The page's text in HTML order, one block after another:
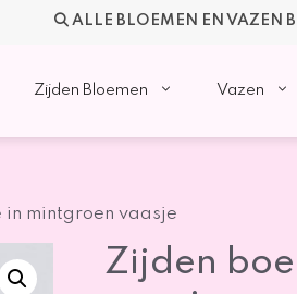
ALLE BLOEMEN EN VAZEN
Zijden Bloemen Vazen
mintgroen vaasje
Zijden